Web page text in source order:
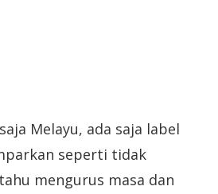
Melayu, ada saja label
seperti tidak
mengurus masa dan